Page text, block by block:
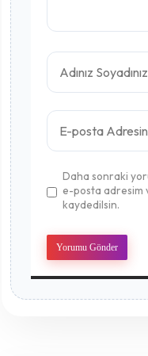
Daha sonraki
e-posta adresim
kaydedilsin.